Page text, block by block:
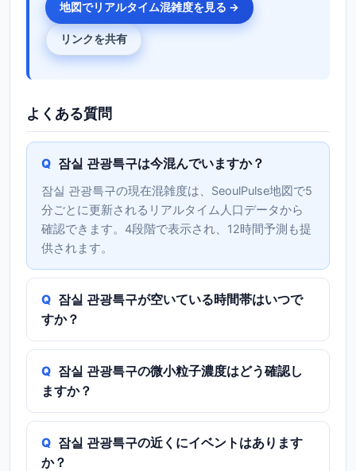
地図でリアルタイム混雑度を見る →
リンクを共有
よくある質問
잠실 관광특구は今混んでいますか？
잠실 관광특구の現在混雑度は、SeoulPulse地図で5
分ごとに更新されるリアルタイム人口データから
確認できます。4段階で表示され、12時間予測も提
供されます。
잠실 관광특구が空いている時間帯はいつで
すか？
잠실 관광특구の微小粒子濃度はどう確認し
ますか？
잠실 관광특구の近くにイベントはあります
か？